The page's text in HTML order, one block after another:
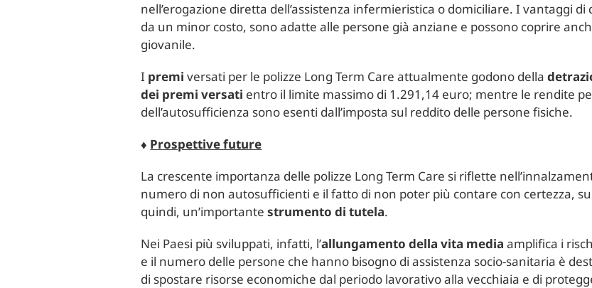
nell’erogazione diretta dell’assistenza infermieristica o domiciliare. I vantaggi
da un minor costo, sono adatte alle persone già anziane e possono coprire
giovanile.
I premi versati per le polizze Long Term Care attualmente godono della
dei premi versati entro il limite massimo di 1.291,14 euro; mentre le rendite
dell’autosufficienza sono esenti dall’imposta sul reddito delle persone fisiche.
♦ Prospettive future
La crescente importanza delle polizze Long Term Care si riflette
numero di non autosufficienti e il fatto di non poter più contare con certezza,
quindi, un’importantestrumento di tutela.
Nei Paesi più sviluppati, infatti, l’allungamento della vita mediaamplifica i
e il numero delle persone che hanno bisogno di assistenza socio-sanitaria è
di spostare risorse economiche dal periodo lavorativo alla vecchiaia e di